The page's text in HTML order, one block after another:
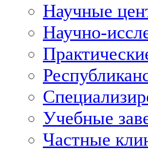
Научные
Научно-
Учебные
Частные